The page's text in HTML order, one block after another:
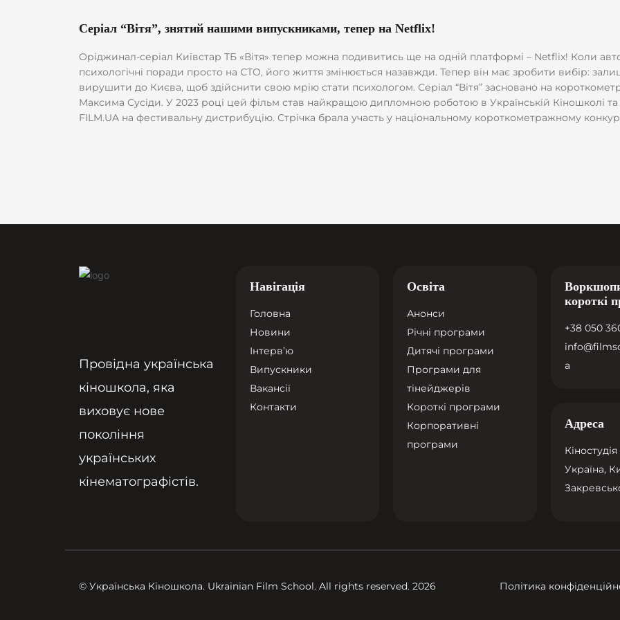
Серіал “Вітя”, знятий нашими випускниками, тепер на Netflix!
Оріджинал-серіал Київстар ТБ «Вітя» тепер можна подивитись ще на одній платформі – Netflix! Коли автослюсар із Лубен починає давати
психологічні поради просто на СТО, його життя змінюється назавжди. Тепер він має зробити вибір:
вирушити до Києва, щоб здійснити свою мрію стати психологом. Серіал “Вітя” засновано на короткометражному однойменному фільмі режисера
Максима Сусіди. У 2023 році цей фільм став найкращою дипломною роботою в Українській Кіношколі
FILM.UA на фестивальну дистрибуцію. Стрічка брала участь у національному короткометражному
Провідна українська
кіношкола, яка
виховує нове
покоління
українських
кінематографістів.
Навігація
Головна
Новини
Інтерв’ю
Випускники
Вакансії
Контакти
Освіта
Анонси
Річні програми
Дитячі програми
Програми для
тінейджерів
Короткі програми
Корпоративні
програми
короткі
+38 050
a
Адреса
Кіностудія
Україна,
© Українська Кіношкола. Ukrainian Film School. All rights reserved. 2026 Політика